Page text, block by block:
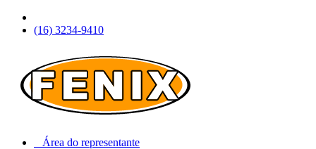
(16) 3234-9410
Área do representante